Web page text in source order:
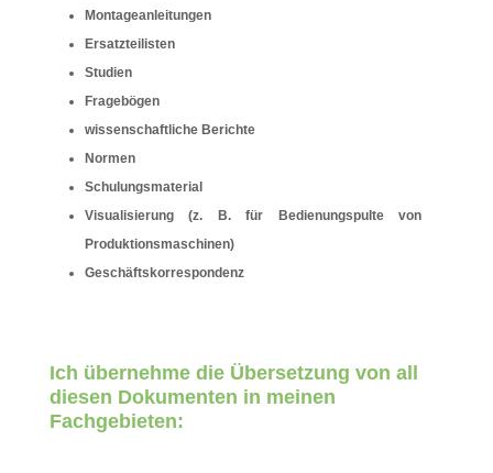
Montageanleitungen
Ersatzteilisten
Studien
Fragebögen
wissenschaftliche Berichte
Normen
Schulungsmaterial
Visualisierung (z. B. für Bedienungspulte von
Produktionsmaschinen)
Geschäftskorrespondenz
Ich übernehme die Übersetzung von all
diesen Dokumenten in meinen
Fachgebieten: